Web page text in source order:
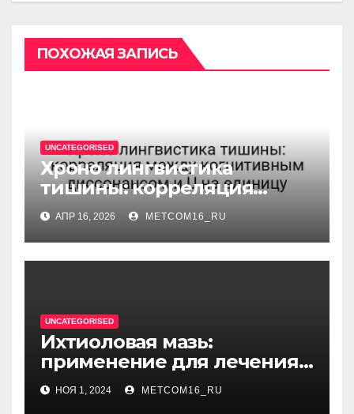
ПОХОЖАЯ ЗАПИСЬ
UNCATEGORISED
Хроно лингвистика
тишины: корреляция
между когнитивным
диссонансом и U на
единицу
АПР 16, 2026 METCOM16_RU
UNCATEGORISED
Ихтиоловая мазь:
применение для лечения
фурункулов
НОЯ 1, 2024 METCOM16_RU